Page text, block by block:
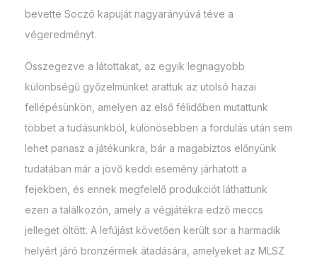
bevette Soczó kapuját nagyarányúvá téve a
végeredményt.
Összegezve a látottakat, az egyik legnagyobb
különbségű győzelmünket arattuk az utolsó hazai
fellépésünkön, amelyen az első félidőben mutattunk
többet a tudásunkból, különösebben a fordulás után sem
lehet panasz a játékunkra, bár a magabiztos előnyünk
tudatában már a jövő keddi esemény járhatott a
fejekben, és ennek megfelelő produkciót láthattunk
ezen a találkozón, amely a végjátékra edző meccs
jelleget öltött. A lefújást követően került sor a harmadik
helyért járó bronzérmek átadására, amelyeket az MLSZ